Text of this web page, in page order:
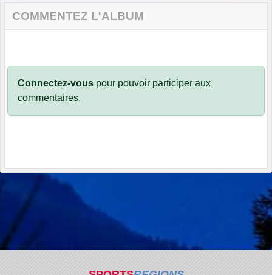
COMMENTEZ L'ALBUM
Connectez-vous pour pouvoir participer aux
commentaires.